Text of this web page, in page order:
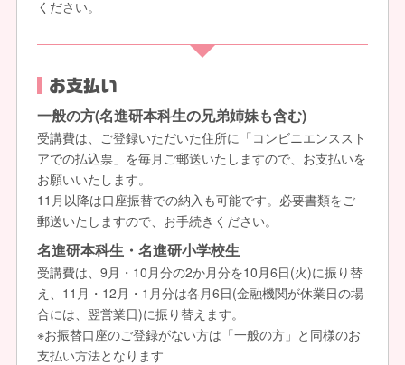
ください。
お支払い
一般の方(名進研本科生の兄弟姉妹も含む)
受講費は、ご登録いただいた住所に「コンビニエンススト
アでの払込票」を毎月ご郵送いたしますので、お支払いを
お願いいたします。
11月以降は口座振替での納入も可能です。必要書類をご
郵送いたしますので、お手続きください。
名進研本科生・名進研小学校生
受講費は、9月・10月分の2か月分を10月6日(火)に振り替
え、11月・12月・1月分は各月6日(金融機関が休業日の場
合には、翌営業日)に振り替えます。
※お振替口座のご登録がない方は「一般の方」と同様のお
支払い方法となります